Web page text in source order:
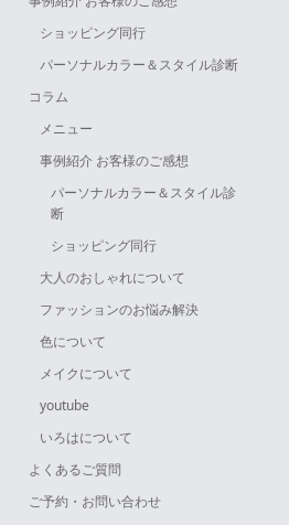
ショッピング同行
パーソナルカラー＆スタイル診断
コラム
メニュー
事例紹介 お客様のご感想
パーソナルカラー＆スタイル診
断
ショッピング同行
大人のおしゃれについて
ファッションのお悩み解決
色について
メイクについて
youtube
いろはについて
よくあるご質問
ご予約・お問い合わせ